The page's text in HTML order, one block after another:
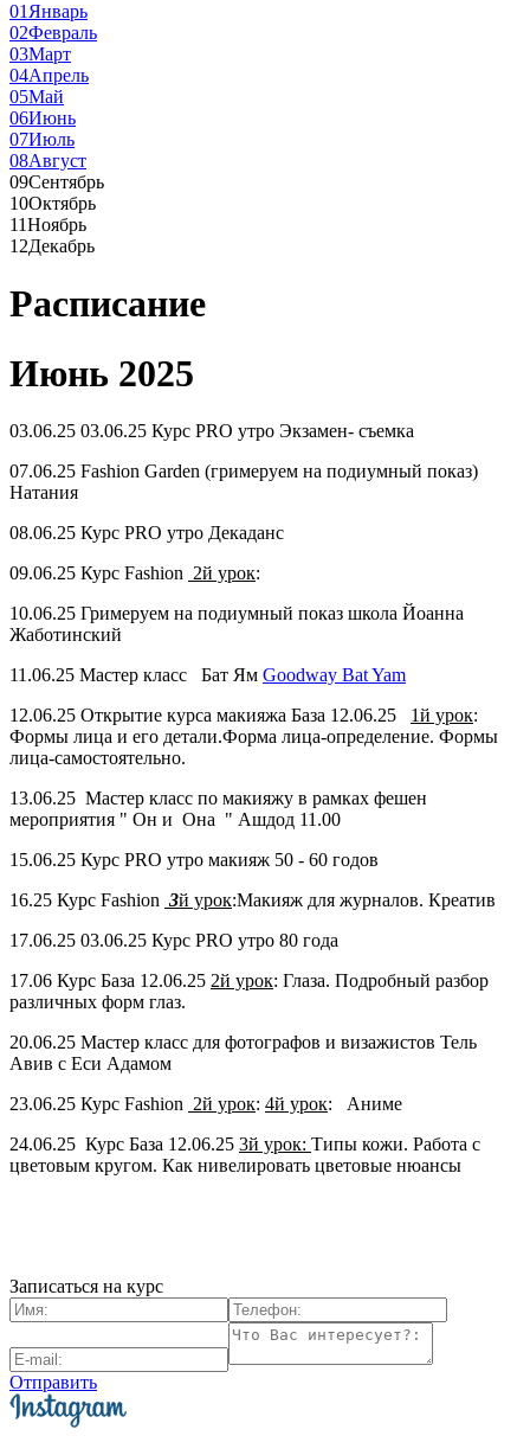
01 Январь
02Февраль
03Март
04Апрель
05Май
06Июнь
07Июль
08Август
09Сентябрь
10Октябрь
11Ноябрь
12Декабрь
Расписание
Июнь 2025
03.06.25 03.06.25 Курс PRO утро Экзамен- съемка
07.06.25 Fashion Garden (гримеруем на подиумный показ)
Натания
08.06.25 Курс PRO утро Декаданс
09.06.25 Курс Fashion 2й урок:
10.06.25 Гримеруем на подиумный показ школа Йоанна
Жаботинский
11.06.25 Мастер класс Бат Ям Goodway Bat Yam
12.06.25 Открытие курса макияжа База 12.06.25 1й урок:
Формы лица и его детали.Форма лица-определение. Формы
лица-самостоятельно.
13.06.25 Мастер класс по макияжу в рамках фешен
мероприятия " Он и Она " Ашдод 11.00
15.06.25 Курс PRO утро макияж 50 - 60 годов
16.25 Курс Fashion 3й урок:Макияж для журналов. Креатив
17.06.25 03.06.25 Курс PRO утро 80 года
17.06 Курс База 12.06.25 2й урок: Глаза. Подробный разбор
различных форм глаз.
20.06.25 Мастер класс для фотографов и визажистов Тель
Авив с Еси Адамом
23.06.25 Курс Fashion 2й урок: 4й урок: Аниме
24.06.25 Курс База 12.06.25 3й урок: Типы кожи. Работа с
цветовым кругом. Как нивелировать цветовые нюансы
Записаться на курс
Отправить